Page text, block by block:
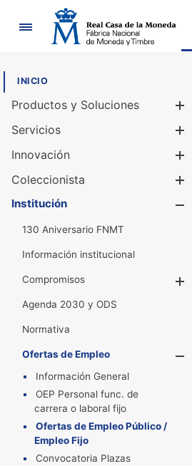
Navegación
INICIO
Productos y Soluciones
Servicios
Innovación
Coleccionista
Institución
130 Aniversario FNMT
Información institucional
Compromisos
Agenda 2030 y ODS
Normativa
Ofertas de Empleo
Información General
OEP Personal func. de
carrera o laboral fijo
Ofertas de Empleo Público /
Empleo Fijo
Convocatoria Plazas